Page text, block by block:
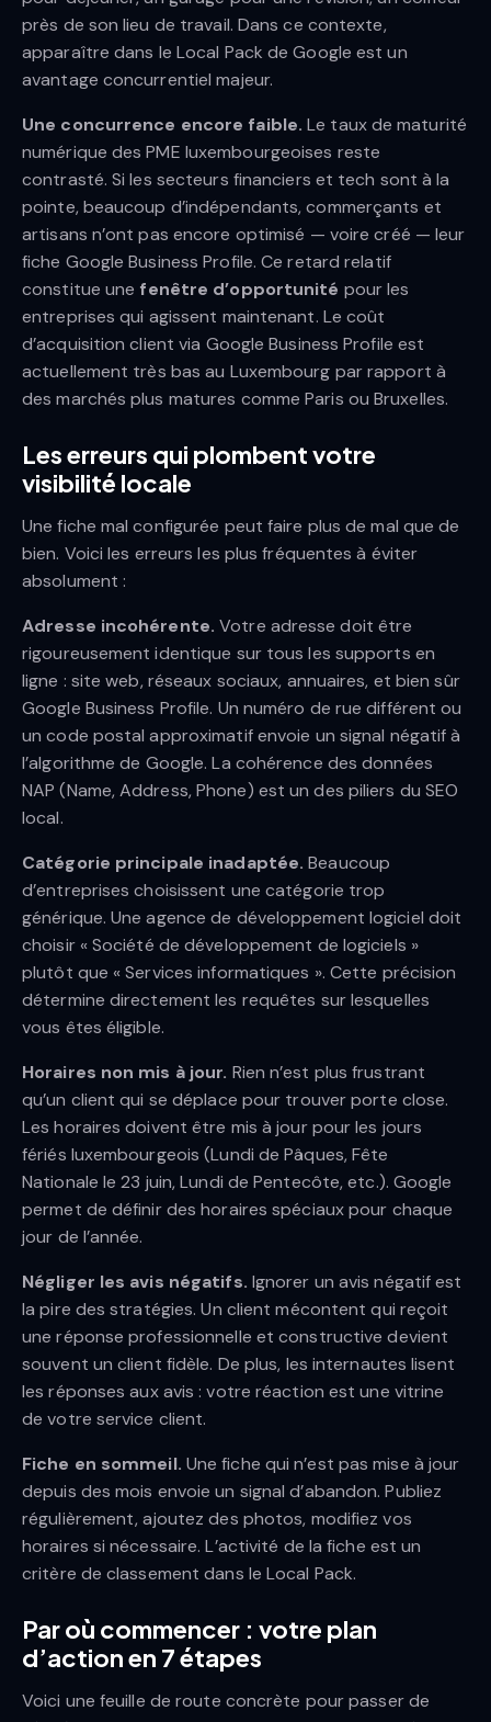
près de son lieu de travail. Dans ce contexte,
apparaître dans le Local Pack de Google est un
avantage concurrentiel majeur.
Une concurrence encore faible. Le taux de maturité
numérique des PME luxembourgeoises reste
contrasté. Si les secteurs financiers et tech sont à la
pointe, beaucoup d’indépendants, commerçants et
artisans n’ont pas encore optimisé — voire créé — leur
fiche Google Business Profile. Ce retard relatif
constitue une fenêtre d’opportunité pour les
entreprises qui agissent maintenant. Le coût
d’acquisition client via Google Business Profile est
actuellement très bas au Luxembourg par rapport à
des marchés plus matures comme Paris ou Bruxelles.
Les erreurs qui plombent votre
visibilité locale
Une fiche mal configurée peut faire plus de mal que de
bien. Voici les erreurs les plus fréquentes à éviter
absolument :
Adresse incohérente. Votre adresse doit être
rigoureusement identique sur tous les supports en
ligne : site web, réseaux sociaux, annuaires, et bien sûr
Google Business Profile. Un numéro de rue différent ou
un code postal approximatif envoie un signal négatif à
l’algorithme de Google. La cohérence des données
NAP (Name, Address, Phone) est un des piliers du SEO
local.
Catégorie principale inadaptée. Beaucoup
d’entreprises choisissent une catégorie trop
générique. Une agence de développement logiciel doit
choisir « Société de développement de logiciels »
plutôt que « Services informatiques ». Cette précision
détermine directement les requêtes sur lesquelles
vous êtes éligible.
Horaires non mis à jour. Rien n’est plus frustrant
qu’un client qui se déplace pour trouver porte close.
Les horaires doivent être mis à jour pour les jours
fériés luxembourgeois (Lundi de Pâques, Fête
Nationale le 23 juin, Lundi de Pentecôte, etc.). Google
permet de définir des horaires spéciaux pour chaque
jour de l’année.
Négliger les avis négatifs. Ignorer un avis négatif est
la pire des stratégies. Un client mécontent qui reçoit
une réponse professionnelle et constructive devient
souvent un client fidèle. De plus, les internautes lisent
les réponses aux avis : votre réaction est une vitrine
de votre service client.
Fiche en sommeil. Une fiche qui n’est pas mise à jour
depuis des mois envoie un signal d’abandon. Publiez
régulièrement, ajoutez des photos, modifiez vos
horaires si nécessaire. L’activité de la fiche est un
critère de classement dans le Local Pack.
Par où commencer : votre plan
d’action en 7 étapes
Voici une feuille de route concrète pour passer de